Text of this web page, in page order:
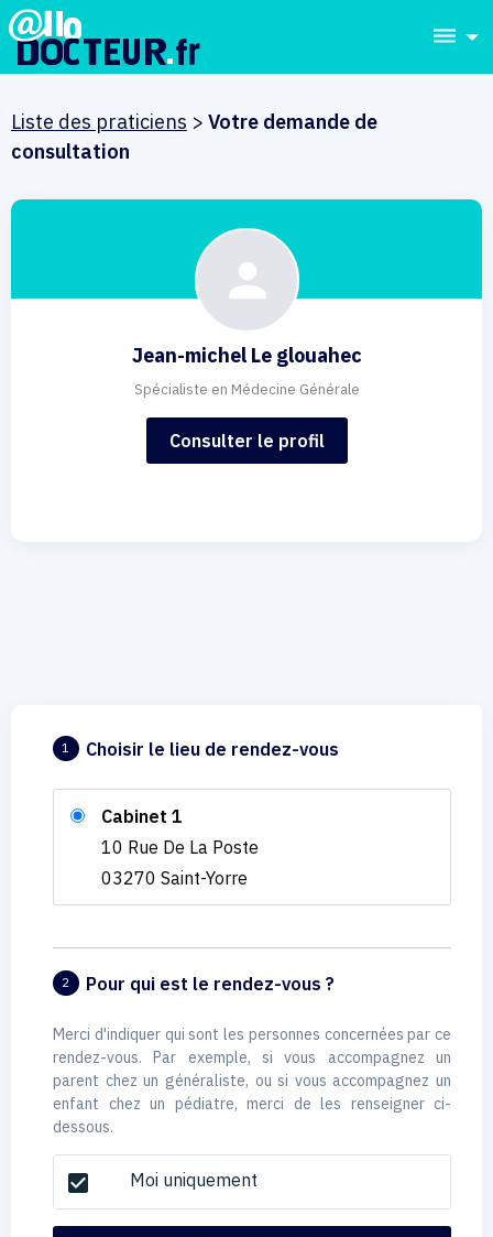
dehaze
Liste des praticiens > Votre demande de
consultation
Jean-michel Le glouahec
Spécialiste en Médecine Générale
Consulter le profil
1 Choisir le lieu de rendez-vous
Cabinet 1
10 Rue De La Poste
03270 Saint-Yorre
2 Pour qui est le rendez-vous ?
Merci d'indiquer qui sont les personnes concernées par ce
rendez-vous. Par exemple, si vous accompagnez un
parent chez un généraliste, ou si vous accompagnez un
enfant chez un pédiatre, merci de les renseigner ci-
dessous.
check_box Moi uniquement